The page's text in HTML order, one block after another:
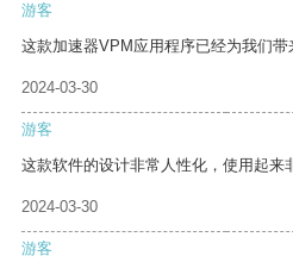
游客
这款加速器VPM应用程序已经为我们带
2024-03-30
游客
这款软件的设计非常人性化，使用起来
2024-03-30
游客